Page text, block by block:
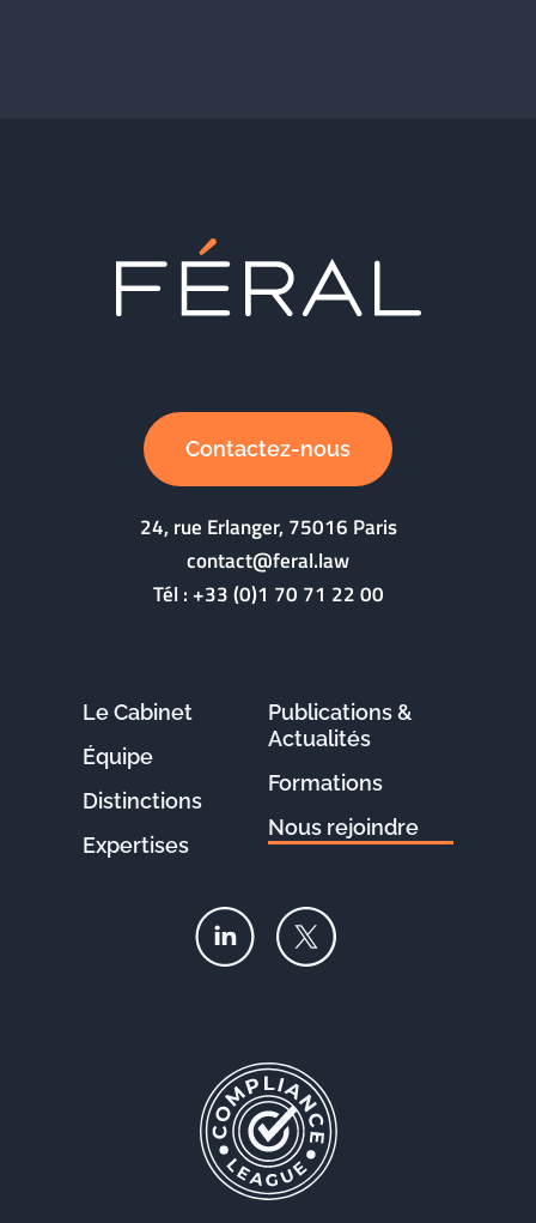
Contactez-nous
24, rue Erlanger, 75016 Paris
contact@feral.law
Tél :+33 (0)1 70 71 22 00
Le Cabinet
Équipe
Distinctions
Expertises
Publications &
Actualités
Formations
Nous rejoindre